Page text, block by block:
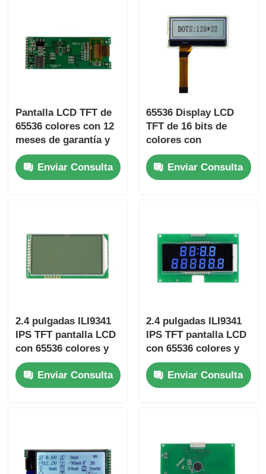
Pantalla LCD TFT de
65536 colores con 12
meses de garantía y
tamaño de LCD de
105,5 mm * 67,2 mm *
3,0 mm para
Enviar Consulta
65536 Display LCD
TFT de 16 bits de
colores con
resolución de
800x480 para paneles
de mando y
Enviar Consulta
2.4 pulgadas ILI9341
IPS TFT pantalla LCD
con 65536 colores y
12 meses de garantía
para sistemas
integrados
Enviar Consulta
2.4 pulgadas ILI9341
IPS TFT pantalla LCD
con 65536 colores y
compacto 105.5mm *
67.2mm * 3.0mm
Dimensiones
Enviar Consulta